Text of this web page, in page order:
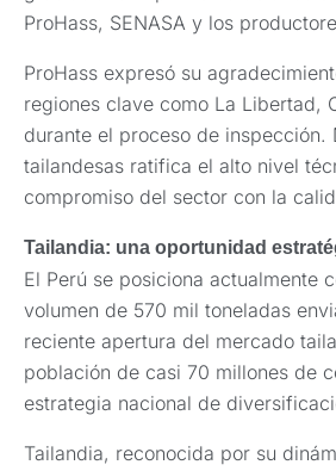
ProHass, SENASA y los
ProHass expresó su
regiones clave como La Libertad,
durante el proceso de
tailandesas ratifica el alto nivel
compromiso del sector con la
Tailandia: una oportunidad
El Perú se posiciona actualmente
volumen de 570 mil toneladas
reciente apertura del mercado
población de casi 70 millones de
estrategia nacional de
Tailandia, reconocida por su